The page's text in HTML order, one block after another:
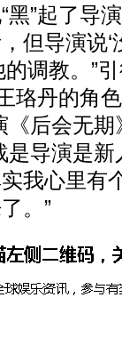
”起了导
但导演说
调教。”
珞丹的角
《后会无
是导演是
我心里有
。”